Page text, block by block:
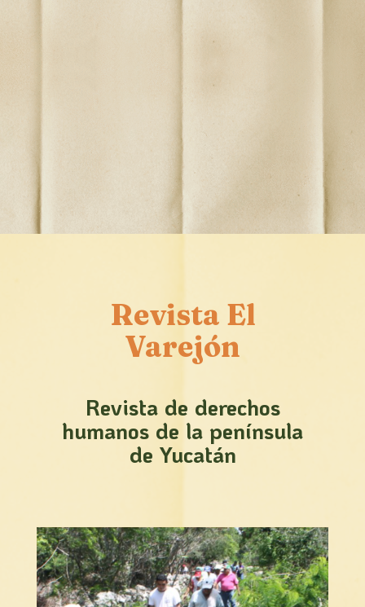
Revista El
Varejón
Revista de derechos
humanos de la península
de Yucatán